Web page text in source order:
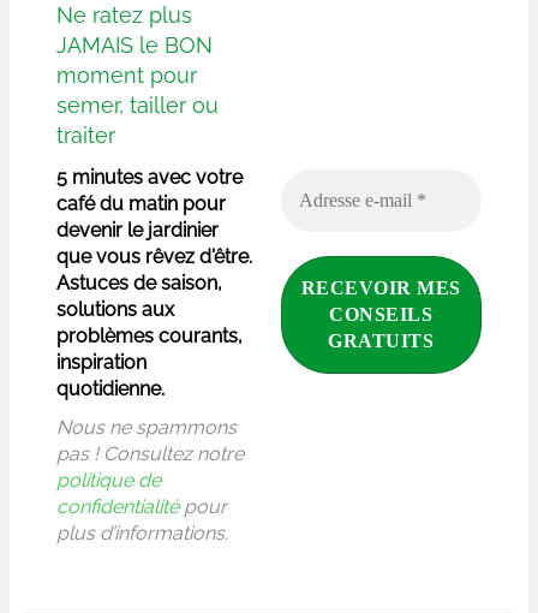
Ne ratez plus
JAMAIS le BON
moment pour
semer, tailler ou
traiter
5 minutes avec votre
café du matin pour
devenir le jardinier
que vous rêvez d'être.
Astuces de saison,
solutions aux
problèmes courants,
inspiration
quotidienne.
Nous ne spammons
pas ! Consultez notre
politique de
confidentialitépour
plus d’informations.